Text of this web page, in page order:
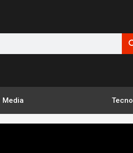
Media Tecno